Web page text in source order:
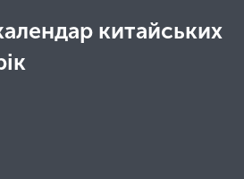
китайських